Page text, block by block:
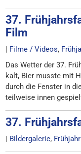
37.
Film
| Filme / Videos,
Das Wetter der 37.
kalt, Bier musste mit
durch die Fenster in
teilweise innen
37.
| Bildergalerie,